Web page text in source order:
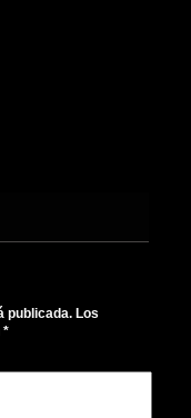
publicada. Los
*